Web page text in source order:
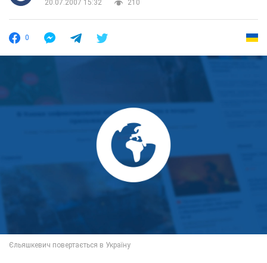
20.07.2007 15:32
210
0